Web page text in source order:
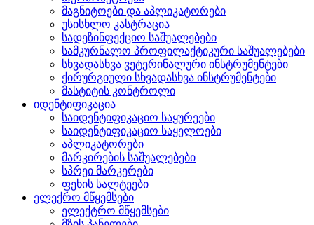
მაგნიტოები და აპლიკატორები
უსისხლო კასტრაცია
სადეზინფექციო საშუალებები
სამკურნალო პროფილაქტიკური საშუალებები
სხვადასხვა ვეტერინალური ინსტრუმენტები
ქირურგიული სხვადასხვა ინსტრუმენტები
მასტიტის კონტროლი
იდენტიფიკაცია
საიდენტიფიკაციო საყურეები
საიდენტიფიკაციო საყელოები
აპლიკატორები
მარკირების საშუალებები
სპრეი მარკერები
ფეხის სალტეები
ელექრო მწყემსები
ელექტრო მწყემსები